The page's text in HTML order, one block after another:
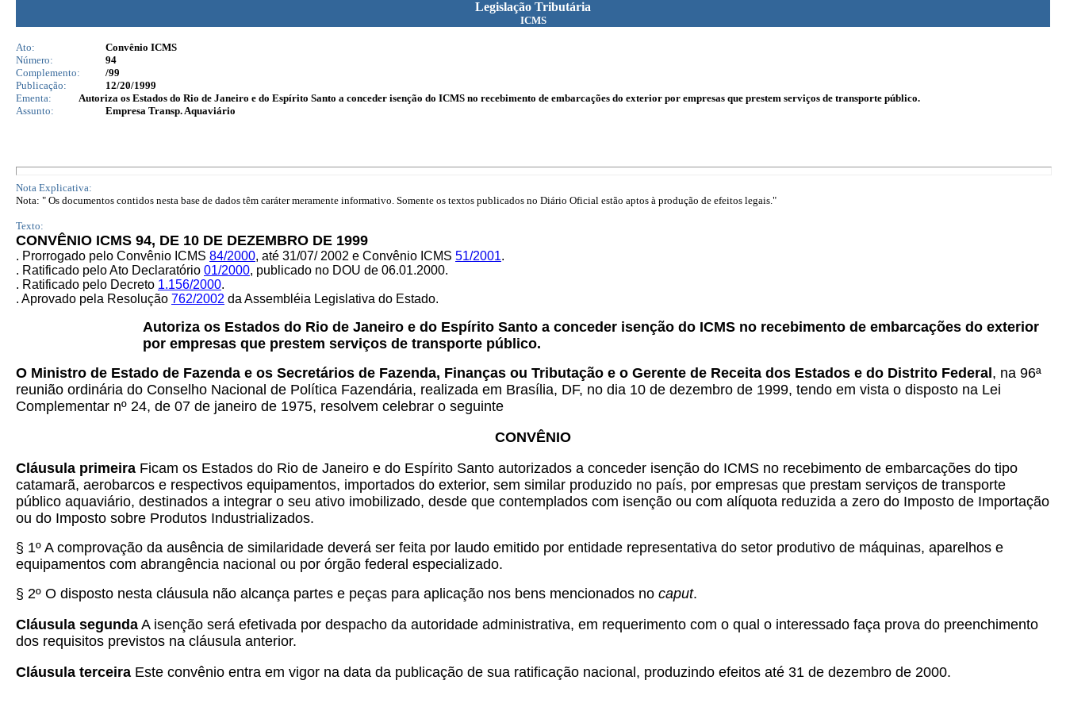
Legislação Tributária
ICMS
Ato:
Convênio ICMS
Número:
94
Complemento:
/99
Publicação:
12/20/1999
Ementa:
Autoriza os Estados do Rio de Janeiro e do Espírito Santo a conceder isenção do ICMS no recebimento de embarcações do exterior por empresas que prestem serviços de transporte público.
Assunto:
Empresa Transp. Aquaviário
Nota Explicativa:
Nota: " Os documentos contidos nesta base de dados têm caráter meramente informativo. Somente os textos publicados no Diário Oficial estão aptos à produção de efeitos legais."
Texto:
CONVÊNIO ICMS 94, DE 10 DE DEZEMBRO DE 1999
. Prorrogado pelo Convênio ICMS 84/2000, até 31/07/ 2002 e Convênio ICMS 51/2001.
. Ratificado pelo Ato Declaratório 01/2000, publicado no DOU de 06.01.2000.
. Ratificado pelo Decreto 1.156/2000.
. Aprovado pela Resolução 762/2002 da Assembléia Legislativa do Estado.
Autoriza os Estados do Rio de Janeiro e do Espírito Santo a conceder isenção do ICMS no recebimento de embarcações do exterior
por empresas que prestem serviços de transporte público.
O Ministro de Estado de Fazenda e os Secretários de Fazenda, Finanças ou Tributação e o Gerente de Receita dos Estados e do Distrito Federal , na 96ª
reunião ordinária do Conselho Nacional de Política Fazendária, realizada em Brasília, DF, no dia 10 de dezembro de 1999, tendo em vista o disposto na Lei
Complementar nº 24, de 07 de janeiro de 1975, resolvem celebrar o seguinte
CONVÊNIO
Cláusula primeira Ficam os Estados do Rio de Janeiro e do Espírito Santo autorizados a conceder isenção do ICMS no recebimento de embarcações do tipo
catamarã, aerobarcos e respectivos equipamentos, importados do exterior, sem similar produzido no país, por empresas que prestam serviços de transporte
público aquaviário, destinados a integrar o seu ativo imobilizado, desde que contemplados com isenção ou com alíquota reduzida a zero do Imposto de Importação
ou do Imposto sobre Produtos Industrializados.
§ 1º A comprovação da ausência de similaridade deverá ser feita por laudo emitido por entidade representativa do setor produtivo de máquinas, aparelhos e
equipamentos com abrangência nacional ou por órgão federal especializado.
§ 2º O disposto nesta cláusula não alcança partes e peças para aplicação nos bens mencionados no caput.
Cláusula segunda A isenção será efetivada por despacho da autoridade administrativa, em requerimento com o qual o interessado faça prova do preenchimento
dos requisitos previstos na cláusula anterior.
Cláusula terceira Este convênio entra em vigor na data da publicação de sua ratificação nacional, produzindo efeitos até 31 de dezembro de 2000.